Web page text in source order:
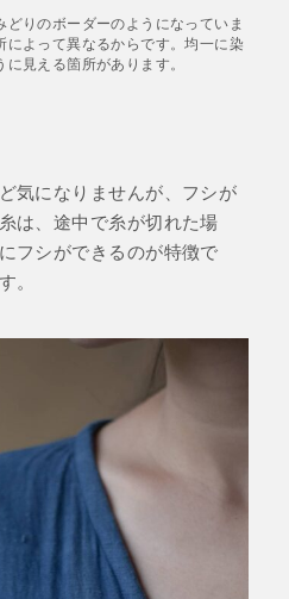
りのボーダーのようになっていま
よって異なるからです。均一に染
見える箇所があります。
気になりませんが、フシが
は、途中で糸が切れた場
フシができるのが特徴で
。